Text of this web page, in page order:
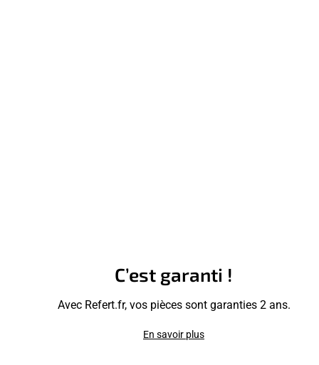
C’est garanti !
Avec Refert.fr, vos pièces sont garanties 2 ans.
En savoir plus